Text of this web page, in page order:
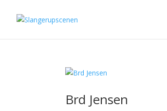
Brd Jensen